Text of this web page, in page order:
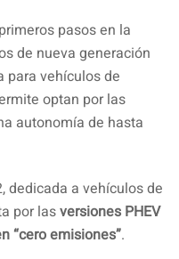
pasos en la
de nueva generación
para vehículos de
optan por las
autonomía de hasta
dedicada a vehículos de
por lasversiones PHEV
“cero emisiones”.